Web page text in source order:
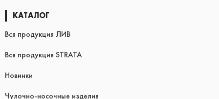
КАТАЛОГ
Вся продукция ЛИВ
Вся продукция STRATA
Новинки
Чулочно-носочные изделия